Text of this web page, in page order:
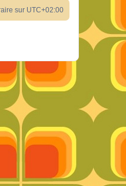
sur UTC+02:00